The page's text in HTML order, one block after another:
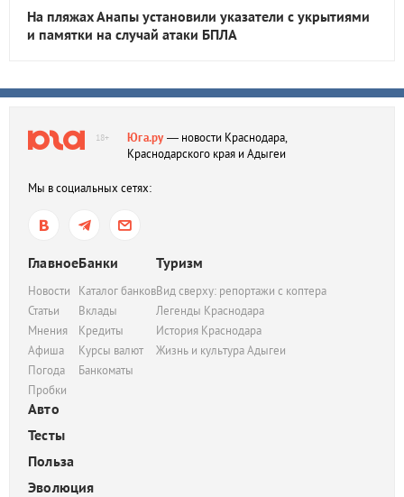
На пляжах Анапы установили указатели с укрытиями
и памятки на случай атаки БПЛА
18+ Юга.ру— новости Краснодара,
Краснодарского края и Адыгеи
Мы в социальных сетях:
Главное
Новости
Статьи
Мнения
Афиша
Погода
Пробки
Банки
Каталог банков
Вклады
Кредиты
Курсы валют
Банкоматы
Туризм
Вид сверху: репортажи с коптера
Легенды Краснодара
История Краснодара
Жизнь и культура Адыгеи
Авто
Тесты
Польза
Эволюция